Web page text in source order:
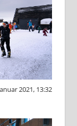
2021, 13:32